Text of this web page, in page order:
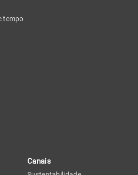
tempo
Canais